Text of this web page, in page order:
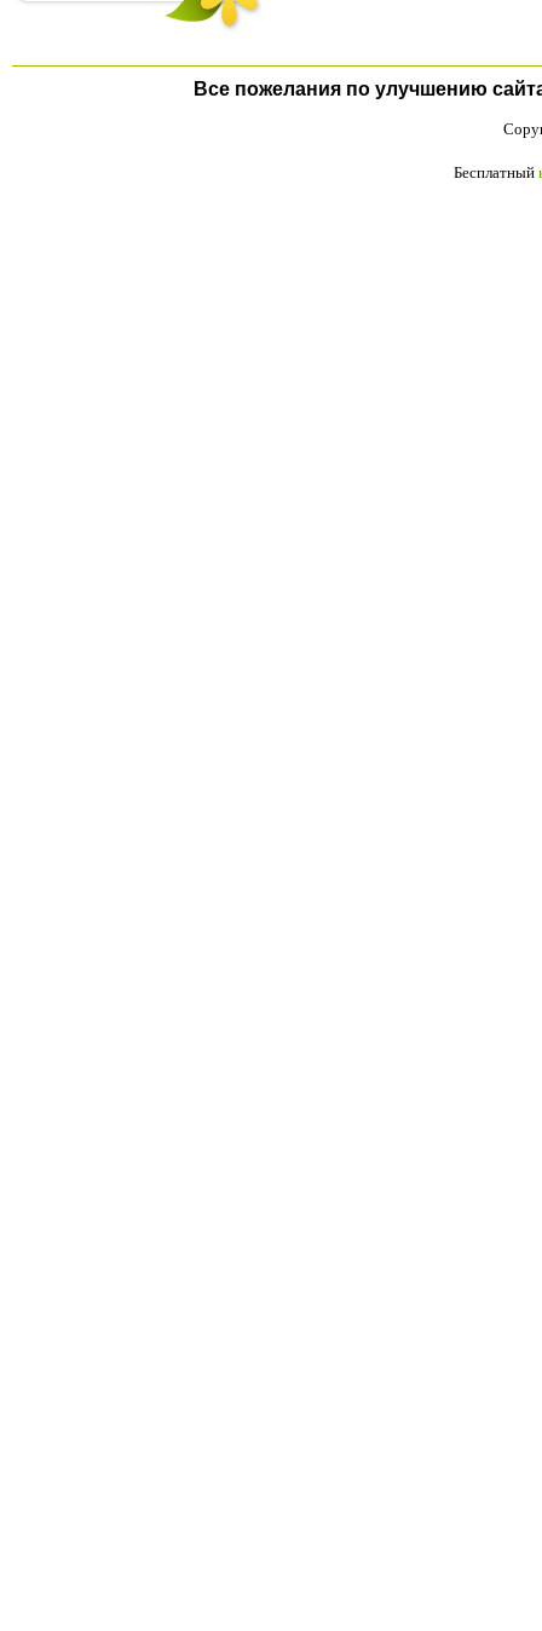
Все пожелания по улучшению
Бесплатный